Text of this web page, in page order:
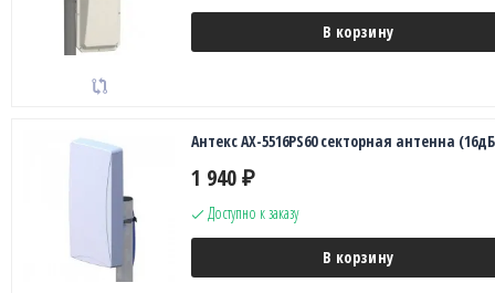
В корзину
Антекс AX-5516PS60 секторная антенна
1 940 ₽
Доступно к заказу
В корзину